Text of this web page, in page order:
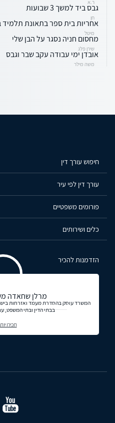
ר.א
גבס ביד למשך 3 שבועות
חן
אחריות בית ספר בתאונת תלמיד
מיטל
מחסום חניה נסגר על הבן שלי
שירן פלג
אובדן ימי עבודה עקב שבר וגבס
משה מילר
חיפוש עורך דין
עורך דין לפי עיר
פורומים משפטיים
כלים ושירותים
הזדמנות להכיר
מרלן שחאדה
המשרד עוסק בהסדרת מעמד ואזרחות
בבתי הדין ובתי המשפט,
תכירו